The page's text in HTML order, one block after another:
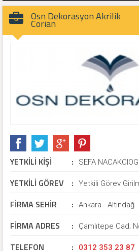
Osn Dekorasyon Akrilik
Corian
YETKİLİ KİŞİ : SEFA
YETKİLİ GÖREV : Yetkili Görev
FİRMA SEHİR : Ankara - Altındağ
FİRMA ADRES : Çamlıtepe Cad;
TELEFON : 0312 353 23 87